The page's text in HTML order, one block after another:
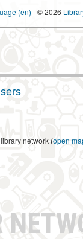
(en) © 2026
network (open